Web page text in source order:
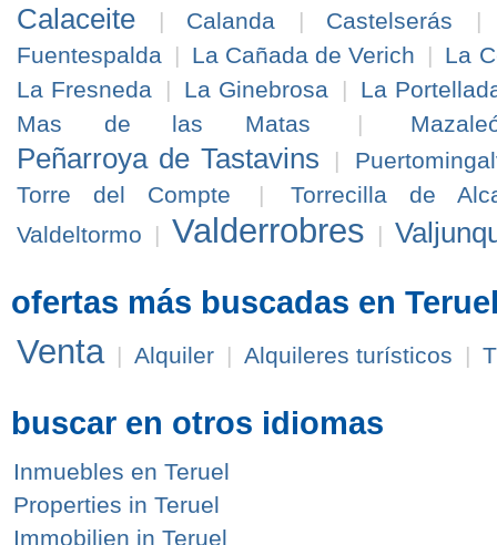
Calaceite | Calanda | Castelserás
Fuentespalda | La Cañada de Verich | La
La Fresneda
| La Ginebrosa |
La
Mas de las Matas
|
Peñarroya de Tastavins |
Torre del Compte
|
Torrecilla de
Valdeltormo
| Valderrobres |
ofertas más buscadas en
Venta | Alquiler | Alquileres turísticos |
buscar en otros idiomas
Inmuebles en Teruel
Properties in Teruel
Immobilien in Teruel